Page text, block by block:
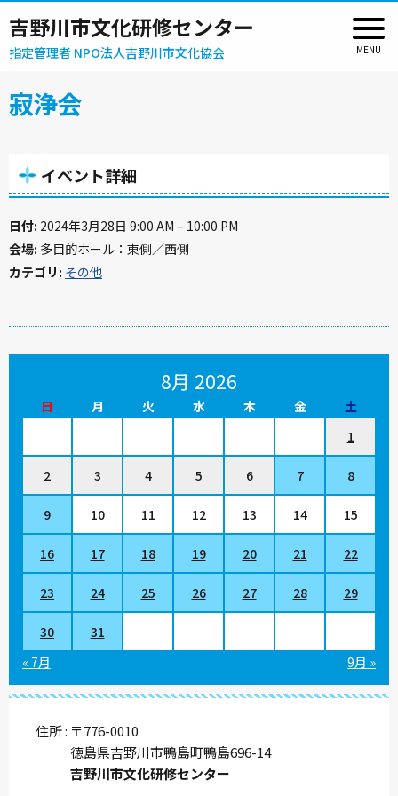
吉野川市文化研修センター
指定管理者 NPO法人吉野川市文化協会
寂浄会
イベント詳細
日付: 2024年3月28日 9:00 AM – 10:00 PM
会場: 多目的ホール：東側／西側
カテゴリ: その他
8月 2026
日 月 火 水 木 金
土
1
2 3 4 5 6 7 8
9 10 11 12 13 14 15
16 17 18 19 20 21 22
23 24 25 26 27 28 29
30
31
« 7月
9月 »
住所 〒776-0010
徳島県吉野川市鴨島町鴨島696-14
吉野川市文化研修センター